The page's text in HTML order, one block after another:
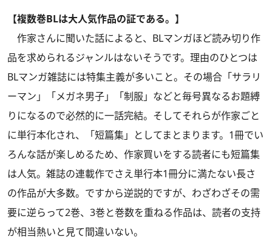
【複数巻BLは大人気作品の証である。】
作家さんに聞いた話によると、BLマンガほど読み切り作
品を求められるジャンルはないそうです。理由のひとつは
BLマンガ雑誌には特集主義が多いこと。その場合「サラリ
ーマン」「メガネ男子」「制服」などと毎号異なるお題縛
りになるので必然的に一話完結。そしてそれらが作家ごと
に単行本化され、「短篇集」としてまとまります。1冊でい
ろんな話が楽しめるため、作家買いをする読者にも短篇集
は人気。雑誌の連載作でさえ単行本1冊分に満たない長さ
の作品が大多数。ですから逆説的ですが、わざわざその需
要に逆らって2巻、3巻と巻数を重ねる作品は、読者の支持
が相当熱いと見て間違いない。